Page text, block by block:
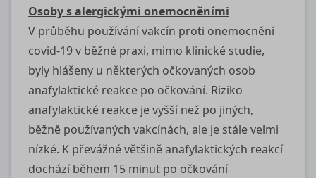
Osoby s alergickými onemocněními
V průběhu používání vakcín proti onemocnění
covid-19v běžné praxi, mimo klinické studie,
byly hlášeny u některých očkovaných osob
anafylaktické reakce po očkování. Riziko
anafylaktické reakce je vyšší než po jiných,
běžně používaných vakcínách, ale je stále velmi
nízké. K převážné většině anafylaktických reakcí
dochází během 15 minut po očkování